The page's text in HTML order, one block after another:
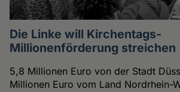
Die Linke will Kirchentags-
Millionenförderung streichen
5,8 Millionen Euro von der Stadt
Millionen Euro vom Land Nordrhein-